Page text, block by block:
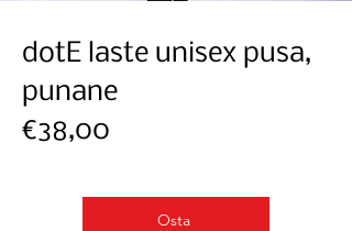
dotE laste unisex pusa,
punane
€38,00
Osta